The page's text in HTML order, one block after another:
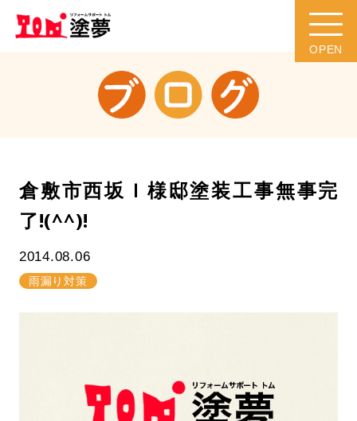
倉敷市西坂Ｉ様邸塗装工事無事完
了!(^^)!
2014.08.06
雨漏り対策